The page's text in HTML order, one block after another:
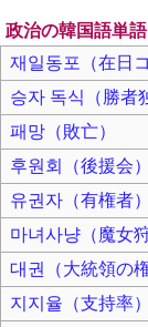
政治の韓国語単語
재일동포（在日
승자 독식（勝者
패망（敗亡）
후원회（後援会）
유권자（有権者）
마녀사냥（魔女狩
대권（大統領の権
지지율（支持率）